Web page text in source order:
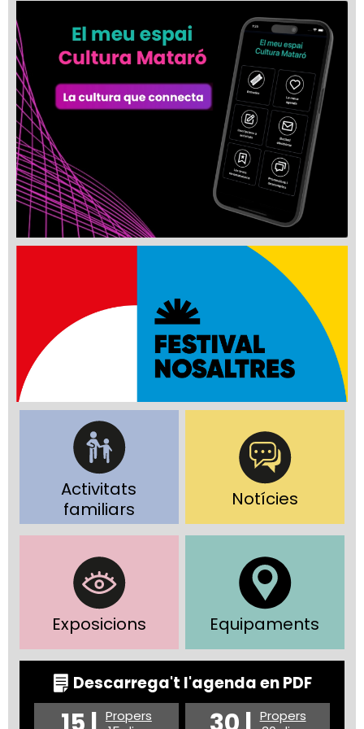
Activitats
familiars
Notícies
Exposicions Equipaments
Descarrega't l'agenda en PDF
Propers
Propers